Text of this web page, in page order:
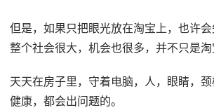
但是，如果只把眼光放在淘宝上，也许会
整个社会很大，机会也很多，并不只是淘
天天在房子里，守着电脑，人，眼睛，颈
健康，都会出问题的。